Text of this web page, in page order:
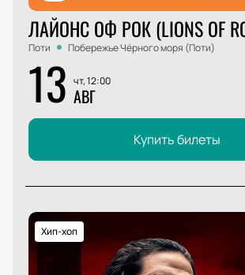
ЛАЙОНС ОФ РОК (LIONS OF
Поти Побережье Чёрного моря (Поти)
13 чт, 12:00
АВГ
Купить билеты
Хип-хоп